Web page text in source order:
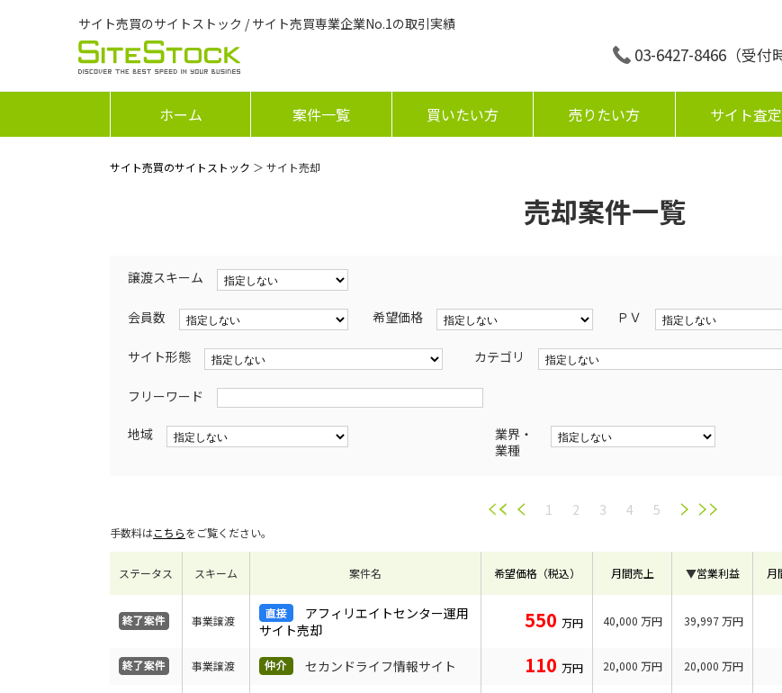
サイト売買のサイトストック / サイト売買専業企業No.1の取引実績
03-6427-8466 （受付
ホーム 案件一覧 買いたい方 売りたい方 サイト査定
サイト売買のサイトストック ＞ サイト売却
売却案件一覧
譲渡スキーム
会員数 希望価格 ＰＶ
サイト形態 カテゴリ
フリーワード
地域
業界・
業種
1 2 3 4 5
手数料はこちらをご覧ください。
ステータス スキーム 案件名 希望価格（税込） 月間売上 ▼営業利益 月
事業譲渡
アフィリエイトセンター運用
サイト売却
550 万円 40,000 万円 39,997万円
事業譲渡 セカンドライフ情報サイト 110 万円 20,000 万円 20,000 万円